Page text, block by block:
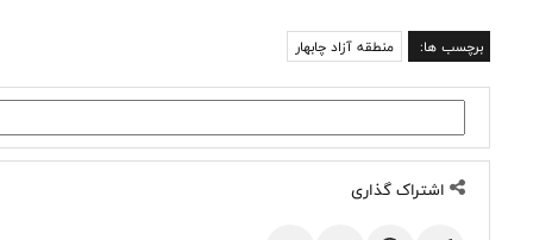
برچسب ها: منطقه آزاد چابهار
اشتراک گذاری